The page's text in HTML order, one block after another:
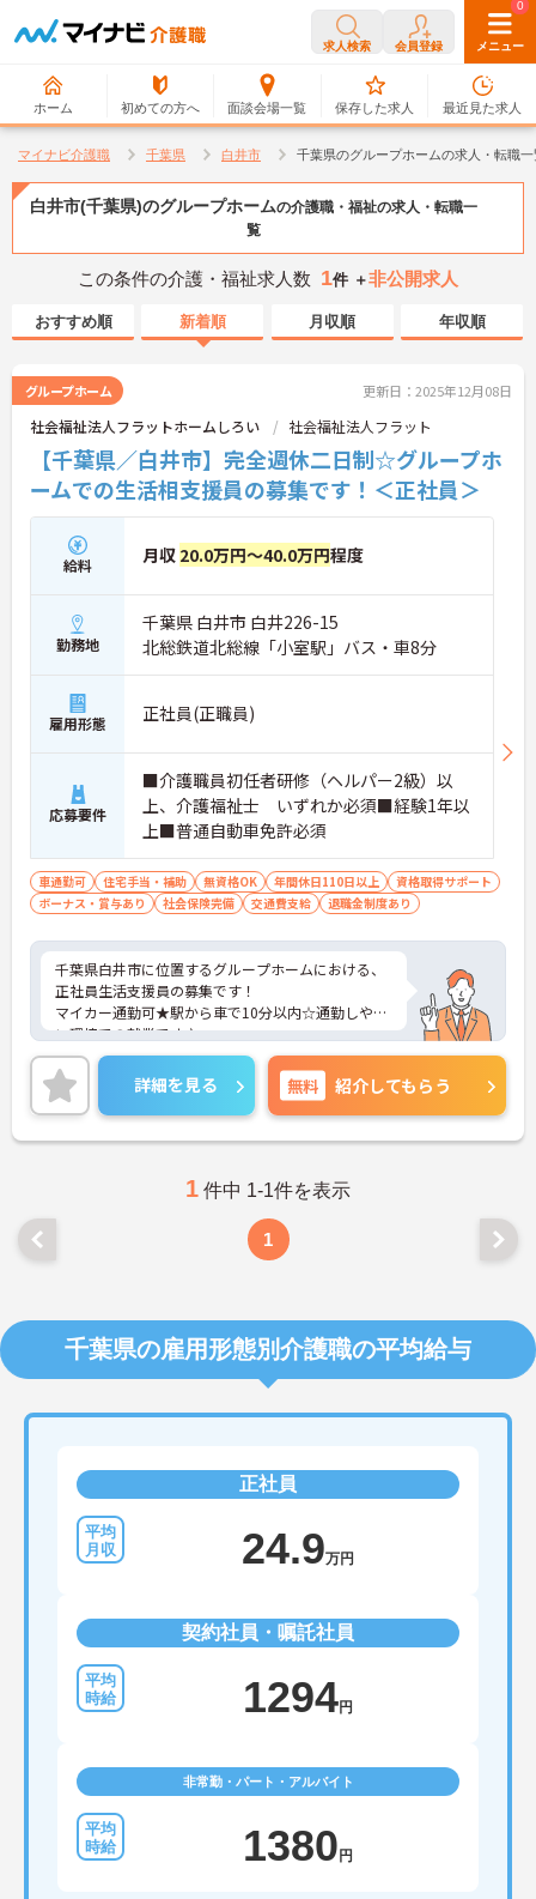
求人検索 会員登録 メニュー
ホーム 初めての方へ 面談会場一覧
0
保存した求人
0
最近見た求人
マイナビ介護職 千葉県 白井市 千葉県のグループホームの求人・転職一
白井市(千葉県)のグループホームの介護職・福祉の求人・転職一
覧
この条件の介護・福祉求人数 1件 ＋非公開求人
おすすめ順 新着順 月収順 年収順
グループホーム 更新日：2025年12月08日
社会福祉法人フラットホームしろい 社会福祉法人フラット
【千葉県／白井市】完全週休二日制☆グループホ
ームでの生活相支援員の募集です！＜正社員＞
給料 月収 20.0万円～40.0万円程度
勤務地
千葉県 白井市 白井226-15
北総鉄道北総線「小室駅」バス・車8分
雇用形態 正社員(正職員)
応募要件
■介護職員初任者研修（ヘルパー2級）以
上、介護福祉士 いずれか必須■経験1年以
上■普通自動車免許必須
車通勤可 住宅手当・補助 無資格OK 年間休日110日以上
資格取得サポート
ボーナス・賞与あり
社会保険完備 交通費支給 退職金制度あり
千葉県白井市に位置するグループホームにおける、
正社員生活支援員の募集です！
マイカー通勤可★駅から車で10分以内☆通勤しやす
い環境での就業です♪
ご興味ある方には、面接対策ポイントなど、さらに
詳細をお話しいたしますのでお気軽にご相談くださ
い。
詳細を見る 無料 紹介してもらう
1 件中 1-1件を表示
1
千葉県の雇用形態別介護職の平均給与
正社員
24.9万円
契約社員・嘱託社員
1294円
非常勤・パート・アルバイト
1380 円